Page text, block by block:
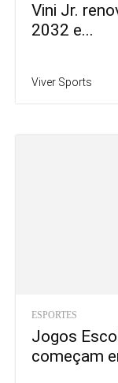
Vini Jr.
2032 e...
Viver Sports
ESPORTES
Jogos
começam